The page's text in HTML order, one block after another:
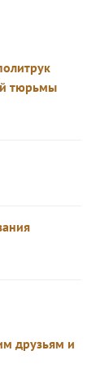
тюрьмы
друзьям и